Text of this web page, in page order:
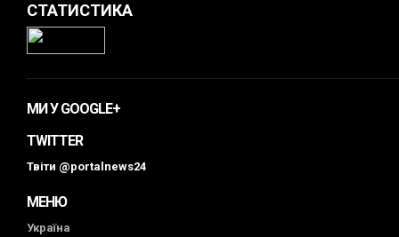
СТАТИСТИКА
МИ У GOOGLE+
TWITTER
Твіти @portalnews24
МЕНЮ
Україна